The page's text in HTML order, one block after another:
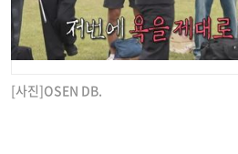
[사진]OSEN DB.